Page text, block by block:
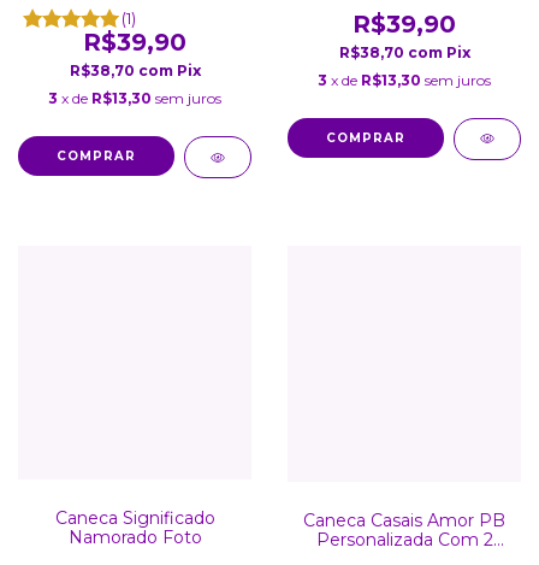
(1)
R$39,90
R$38,70 com Pix
3 x de R$13,30 sem juros
COMPRAR
R$39,90
R$38,70 com Pix
3 x de R$13,30 sem juros
COMPRAR
Caneca Significado
Namorado Foto
Caneca Casais Amor PB
Personalizada Com 2